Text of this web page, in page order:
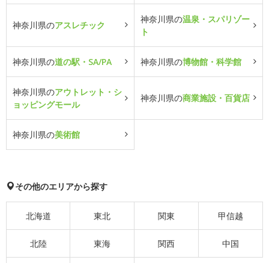
神奈川県のアスレチック
神奈川県の温泉・スパリゾー
ト
神奈川県の道の駅・SA/PA 神奈川県の博物館・科学館
神奈川県のアウトレット・シ
ョッピングモール
神奈川県の商業施設・百貨店
神奈川県の美術館
その他のエリアから探す
北海道 東北 関東 甲信越
北陸 東海 関西 中国